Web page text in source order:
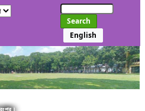
Search
English